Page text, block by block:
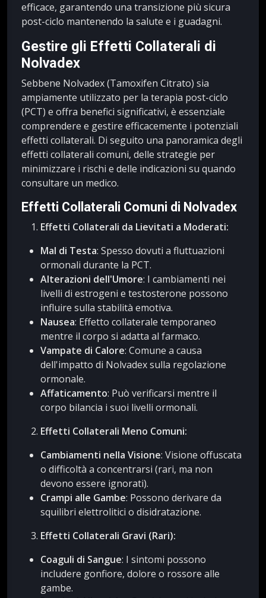
efficace, garantendo una transizione più sicura
post-ciclo mantenendo la salute e i guadagni.
Gestire gli Effetti Collaterali di
Nolvadex
Sebbene Nolvadex (Tamoxifen Citrato) sia
ampiamente utilizzato per la terapia post-ciclo
(PCT) e offra benefici significativi, è essenziale
comprendere e gestire efficacemente i potenziali
effetti collaterali. Di seguito una panoramica degli
effetti collaterali comuni, delle strategie per
minimizzare i rischi e delle indicazioni su quando
consultare un medico.
Effetti Collaterali Comuni di Nolvadex
Effetti Collaterali da Lievitati a Moderati:
Mal di Testa: Spesso dovuti a fluttuazioni
ormonali durante la PCT.
Alterazioni dell'Umore: I cambiamenti nei
livelli di estrogeni e testosterone possono
influire sulla stabilità emotiva.
Nausea: Effetto collaterale temporaneo
mentre il corpo si adatta al farmaco.
Vampate di Calore: Comune a causa
dell'impatto di Nolvadex sulla regolazione
ormonale.
Affaticamento: Può verificarsi mentre il
corpo bilancia i suoi livelli ormonali.
Effetti Collaterali Meno Comuni:
Cambiamenti nella Visione: Visione offuscata
o difficoltà a concentrarsi (rari, ma non
devono essere ignorati).
Crampi alle Gambe: Possono derivare da
squilibri elettrolitici o disidratazione.
Effetti Collaterali Gravi (Rari):
Coaguli di Sangue: I sintomi possono
includere gonfiore, dolore o rossore alle
gambe.